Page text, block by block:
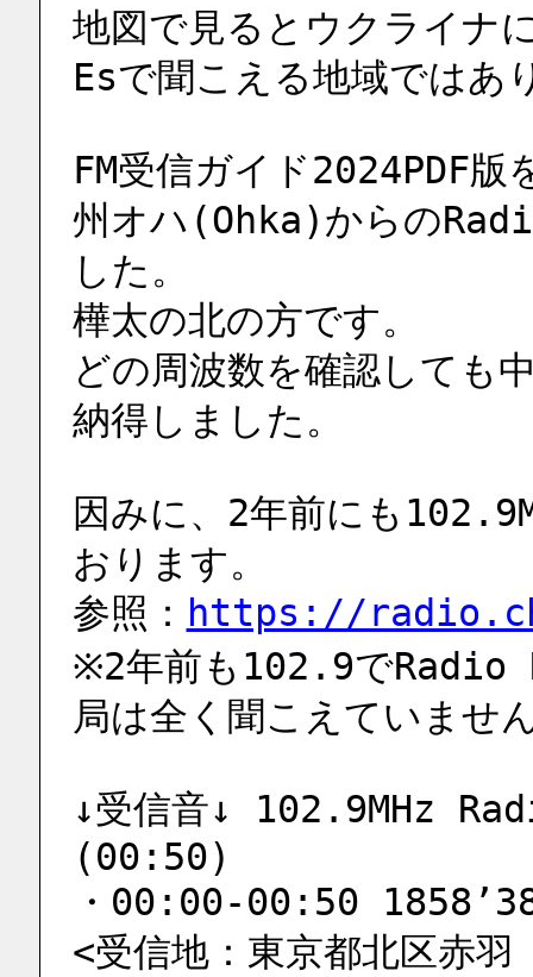
地図で見るとウクライナ
Esで聞こえる地域ではあ
FM受信ガイド2024PDF
州オハ(Ohka)からの
した。
樺太の北の方です。
どの周波数を確認しても
納得しました。
因みに、2年前にも
おります。
参照： https://
※2年前も102.9でRadio
局は全く聞こえていませ
↓受信音↓ 102.9MHz
(00:50)
・00:00-00:50
<受信地：東京都北区赤